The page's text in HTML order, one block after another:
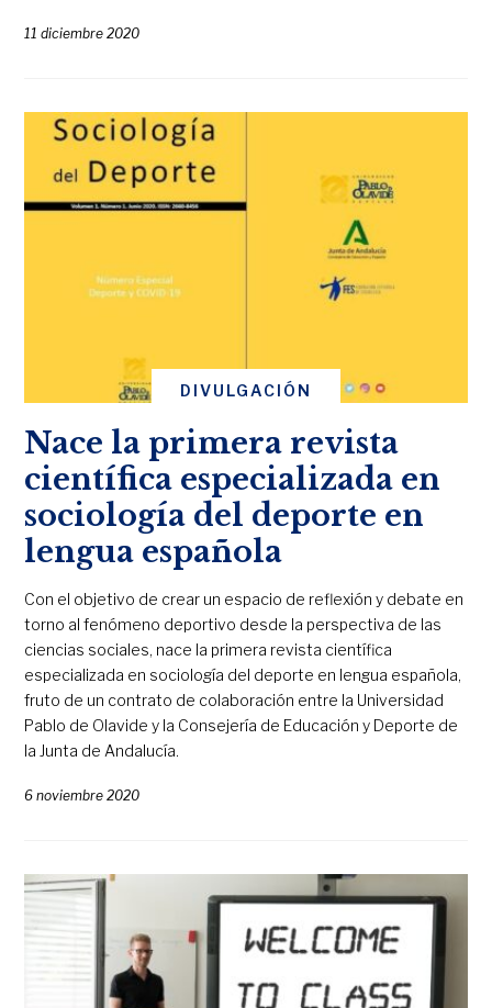
11 diciembre 2020
DIVULGACIÓN
Nace la primera revista
científica especializada en
sociología del deporte en
lengua española
Con el objetivo de crear un espacio de reflexión y debate en
torno al fenómeno deportivo desde la perspectiva de las
ciencias sociales, nace la primera revista científica
especializada en sociología del deporte en lengua española,
fruto de un contrato de colaboración entre la Universidad
Pablo de Olavide y la Consejería de Educación y Deporte de
la Junta de Andalucía.
6 noviembre 2020